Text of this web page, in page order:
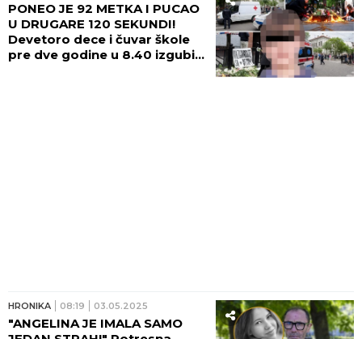
PONEO JE 92 METKA I PUCAO
U DRUGARE 120 SEKUNDI!
Devetoro dece i čuvar škole
pre dve godine u 8.40 izgubili
HRONIKA 08:19 03.05.2025
"ANGELINA JE IMALA SAMO